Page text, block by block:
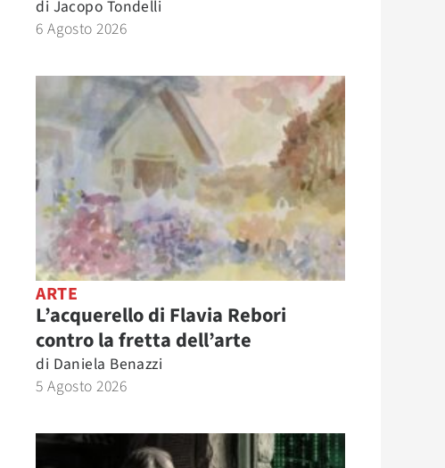
di Jacopo Tondelli
6 Agosto 2026
ARTE
L’acquerello di Flavia Rebori
contro la fretta dell’arte
di Daniela Benazzi
5 Agosto 2026